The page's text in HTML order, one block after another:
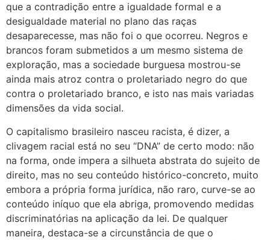
que a contradição entre a igualdade formal e a
desigualdade material no plano das raças
desaparecesse, mas não foi o que ocorreu. Negros e
brancos foram submetidos a um mesmo sistema de
exploração, mas a sociedade burguesa mostrou-se
ainda mais atroz contra o proletariado negro do que
contra o proletariado branco, e isto nas mais variadas
dimensões da vida social.
O capitalismo brasileiro nasceu racista, é dizer, a
clivagem racial está no seu “DNA” de certo modo: não
na forma, onde impera a silhueta abstrata do sujeito de
direito, mas no seu conteúdo histórico-concreto, muito
embora a própria forma jurídica, não raro, curve-se ao
conteúdo iníquo que ela abriga, promovendo medidas
discriminatórias na aplicação da lei. De qualquer
maneira, destaca-se a circunstância de que o